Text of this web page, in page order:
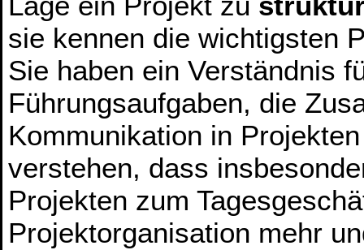
sie kennen die wichtigsten
Sie haben ein Verständnis
Führungsaufgaben, die
Kommunikation in
verstehen, dass
Projekten zum
Projektorganisation mehr